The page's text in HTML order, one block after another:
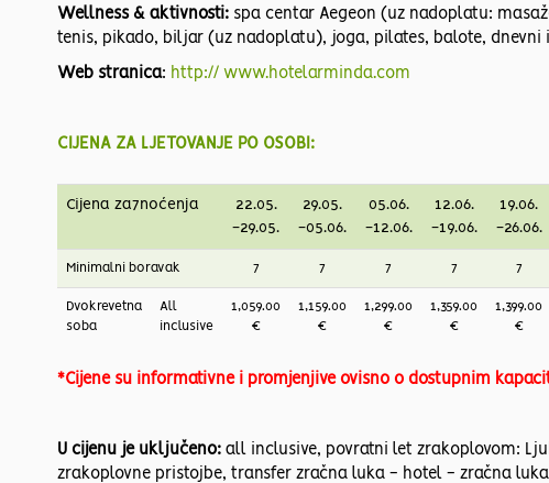
Wellness & aktivnosti: spa centar Aegeon (uz nadoplatu:
tenis, pikado, biljar (uz nadoplatu), joga, pilates, balote,
Web stranica: http:// www.hotelarminda.com
CIJENA ZA LJETOVANJE PO OSOBI:
Cijena za7noćenja
22.05.
-29.05.
29.05.
-05.06.
05.06.
-12.06.
12.06.
-19.06.
19.06.
-26.06.
Minimalni boravak 7 7 7 7 7
Dvokrevetna
soba
All
inclusive
1,059.00
€
1,159.00
€
1,299.00
€
1,359.00
€
1,399.00
€
*Cijene su informativne i promjenjive ovisno o dostupnim
U cijenu je uključeno: all inclusive, povratni let zrakoplovom:
zrakoplovne pristojbe, transfer zračna luka - hotel - zračna